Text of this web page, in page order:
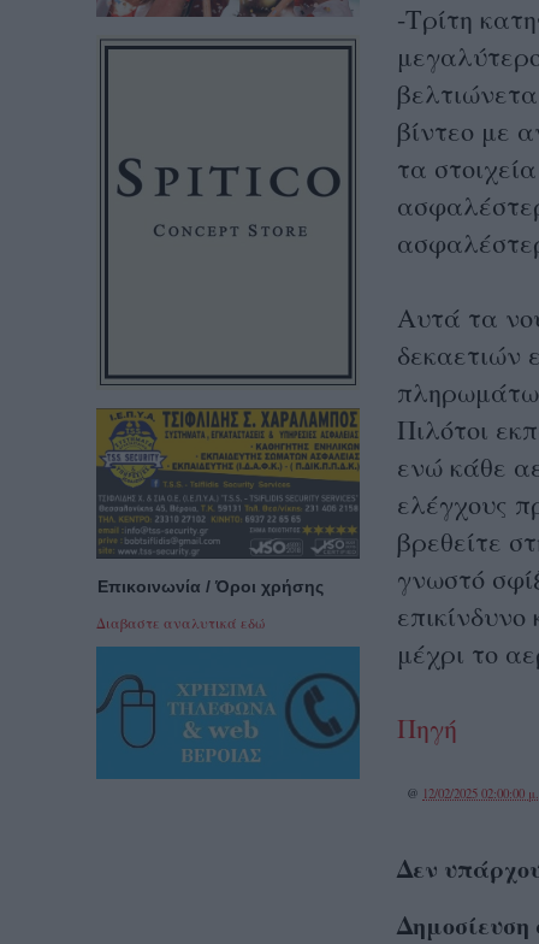
-Τρίτη
βίντεο με
τα
Αυτά τα
δεκαετιών
Πιλότοι
ενώ κάθε
ελέγχους
βρεθείτε
γνωστό
μέχρι το
Πηγή
@ 12/02/2025 02:00:00
Δεν
Δημοσίευση
Επικοινωνία / Όροι χρήσης
Διαβαστε αναλυτικά εδώ